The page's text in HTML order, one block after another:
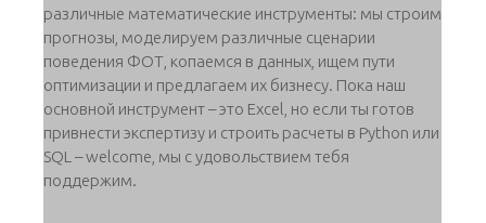
различные математические инструменты: мы строим
прогнозы, моделируем различные сценарии
поведения ФОТ, копаемся в данных, ищем пути
оптимизации и предлагаем их бизнесу. Пока наш
основной инструмент – это Excel, но если ты готов
привнести экспертизу и строить расчеты в Python или
SQL – welcome, мы с удовольствием тебя
поддержим.